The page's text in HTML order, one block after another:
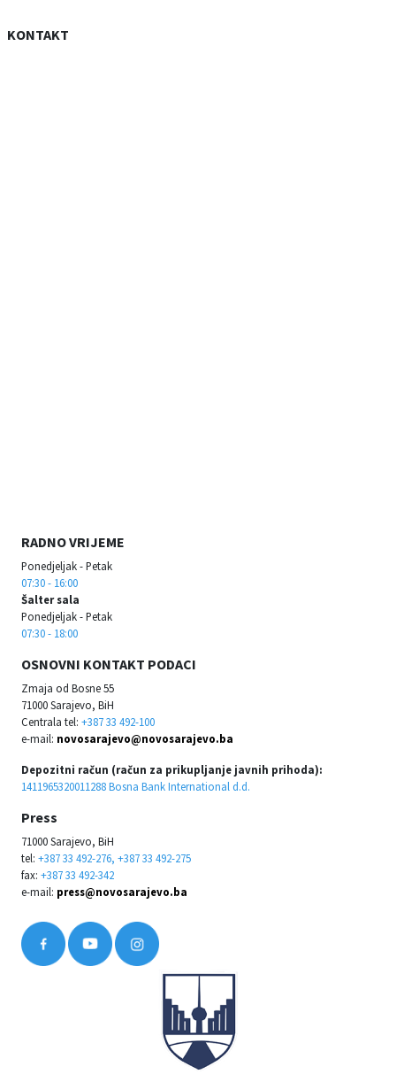
KONTAKT
RADNO VRIJEME
Ponedjeljak - Petak
07:30 - 16:00
Šalter sala
Ponedjeljak - Petak
07:30 - 18:00
OSNOVNI KONTAKT PODACI
Zmaja od Bosne 55
71000 Sarajevo, BiH
Centrala tel: +387 33 492-100
e-mail: novosarajevo@novosarajevo.ba
Depozitni račun (račun za prikupljanje javnih prihoda):
1411965320011288 Bosna Bank International d.d.
Press
71000 Sarajevo, BiH
tel: +387 33 492-276, +387 33 492-275
fax: +387 33 492-342
e-mail: press@novosarajevo.ba